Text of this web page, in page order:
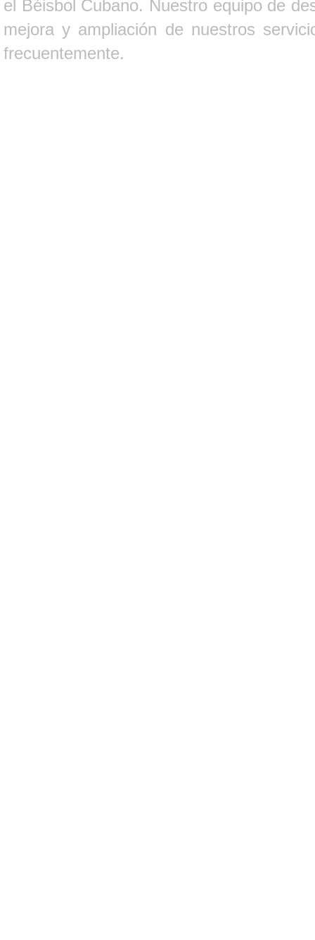
el Béisbol Cubano. Nuestro equipo de
mejora y ampliación de nuestros
frecuentemente.